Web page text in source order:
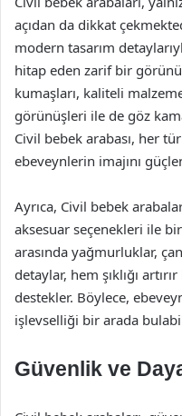
açıdan da dikkat
modern tasarım
hitap eden zarif bir
kumaşları, kaliteli
görünüşleri ile de göz
Civil bebek arabası, her
ebeveynlerin imajını
Ayrıca, Civil bebek
aksesuar seçenekleri ile
arasında yağmurluklar,
detaylar, hem şıklığı
destekler. Böylece,
işlevselliği bir arada
Güvenlik ve